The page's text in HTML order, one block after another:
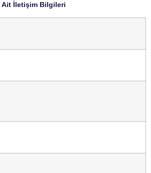
Ait İletişim Bilgileri